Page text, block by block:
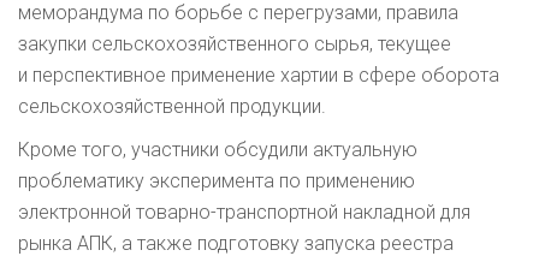
меморандума по борьбе с перегрузами, правила
закупки сельскохозяйственного сырья, текущее
и перспективное применение хартии в сфере оборота
сельскохозяйственной продукции.
Кроме того, участники обсудили актуальную
проблематику эксперимента по применению
электронной товарно-транспортной накладной для
рынка АПК, а также подготовку запуска реестра